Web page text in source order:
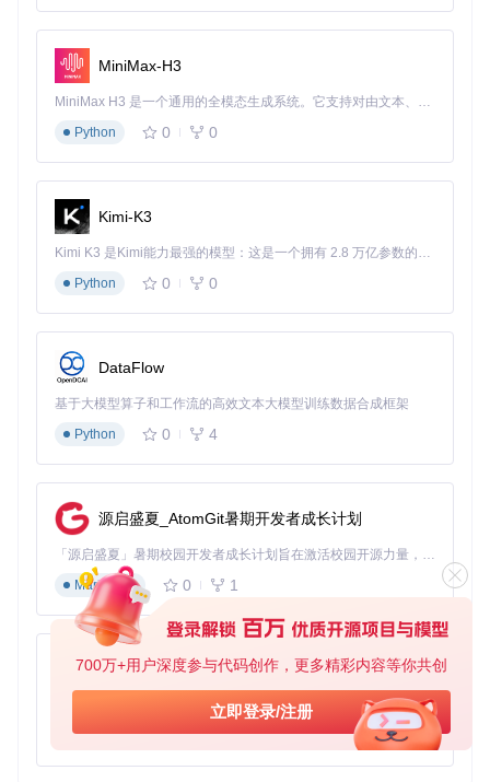
700万+用户深度参与代码创作，更多精彩内容等你共创
立即登录/注册
数学谜团的工具，那么Socratic绝对值得尝试！快来体验吧！
加入Socratic的世界，让学习变得更加轻松有趣。一起探索数
学之美，成就无限可能！✨
MiniMax-H3
MiniMax H3 是一个通用的全模态生成系统。它支持对由文本、图像、视频和音频组成的多模态上下文进行统一理解，并能生成分辨率高达 2K、时长可达 15 秒的带原生立体声音频的视频。得益于面向任务泛化的系统设计，H3 在预训练阶段就已具备广泛的多模态上下文理解与生成能力，能够出色地执行复杂的多模态指令。
Python
0 0
Kimi-K3
Kimi K3 是Kimi能力最强的模型：这是一个拥有 2.8 万亿参数的混合专家（MoE）模型，具备原生视觉理解能力，并支持 100 万 token 的上下文窗口。
Python
0 0
DataFlow
基于大模型算子和工作流的高效文本大模型训练数据合成框架
Python
0 4
源启盛夏_AtomGit暑期开发者成长计划
「源启盛夏」暑期校园开发者成长计划旨在激活校园开源力量，通过积分激励、认证扶持、资源倾斜等形式，引导高校组织和开发者完成「入驻 — 建项目 — 做贡献 — 获认证 — 得资源」的完整闭环。无论你是想带领社团入驻平台的组织者，还是希望用代码贡献证明自己的开发者，都能在这里找到属于你的成长路径。
Markdown
0 1
py-xiaozhi
基于Python的Xiaozhi AI，适用于想要完整Xiaozhi体验而无需拥有专用硬件的用户。
Python
0 1